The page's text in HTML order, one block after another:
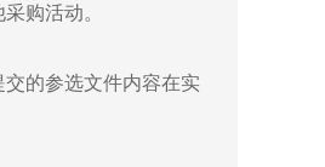
购活动。
的参选文件内容在实